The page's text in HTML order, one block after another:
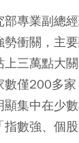
專業副總
衝關，主
上三萬點大
數僅200多
顯集中在少
數強、個股